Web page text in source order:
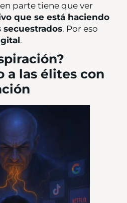
parte tiene que ver
que se está haciendo
secuestrados. Por eso
.
a las élites con